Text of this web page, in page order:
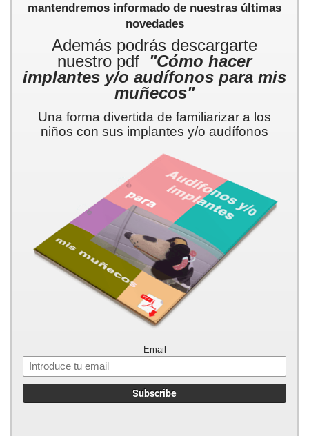
mantendremos informado de nuestras últimas
novedades
Además podrás descargarte
nuestro pdf "Cómo hacer
implantes y/o audífonos para mis
muñecos"
Una forma divertida de familiarizar a los
niños con sus implantes y/o audífonos
Email